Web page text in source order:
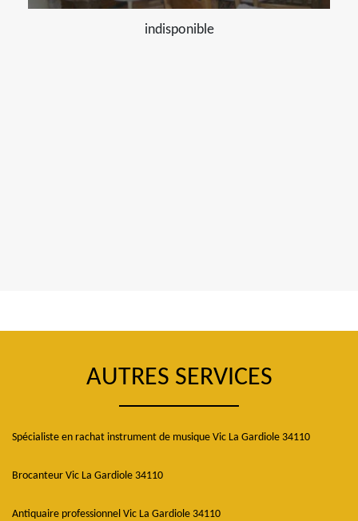
indisponible
AUTRES SERVICES
Spécialiste en rachat instrument de musique Vic La Gardiole 34110
Brocanteur Vic La Gardiole 34110
Antiquaire professionnel Vic La Gardiole 34110